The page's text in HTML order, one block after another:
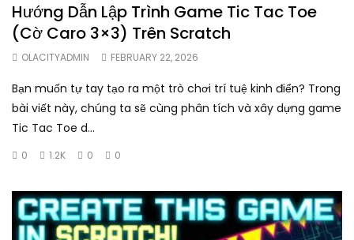
Hướng Dẫn Lập Trình Game Tic Tac Toe
(Cờ Caro 3×3) Trên Scratch
OLACITYADMIN FEBRUARY 22, 2026
Bạn muốn tự tay tạo ra một trò chơi trí tuệ kinh điển? Trong
bài viết này, chúng ta sẽ cùng phân tích và xây dựng game
Tic Tac Toe d...
0 1.2K 0 0